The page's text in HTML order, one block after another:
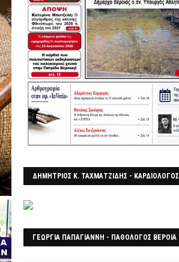
ΔΗΜΗΤΡΙΟΣ Κ. ΤΑΧΜΑΤΖΙΔΗΣ - ΚΑΡΔΙΟΛΟΓΟΣ
ΓΕΩΡΓΙΑ ΠΑΠΑΓΙΑΝΝΗ - ΠΑΘΟΛΟΓΟΣ ΒΕΡΟΙΑ